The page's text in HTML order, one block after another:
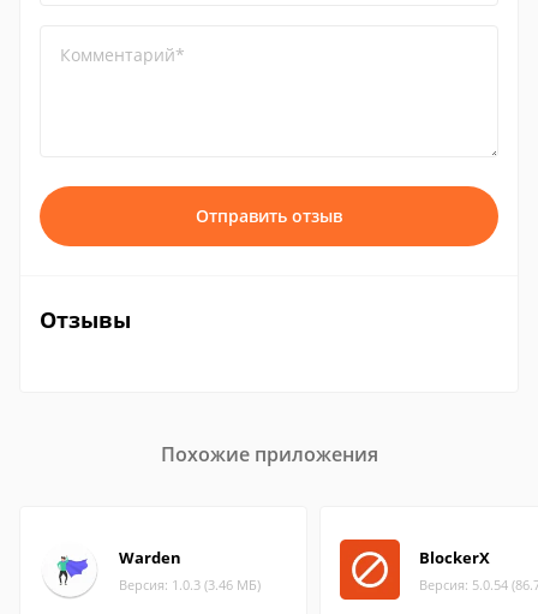
Комментарий*
Отправить отзыв
Отзывы
Похожие приложения
Warden
Версия: 1.0.3 (3.46 МБ)
BlockerX
Версия: 5.0.54